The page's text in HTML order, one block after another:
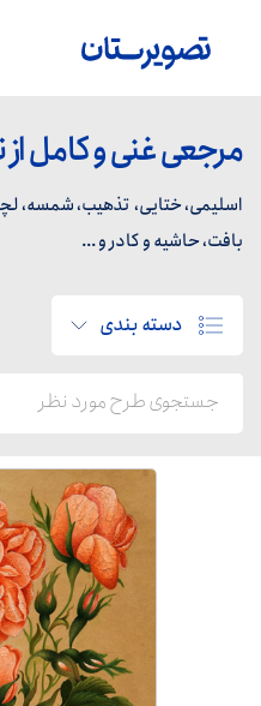
مرجعی غنی و کامل از
اسلیمی، ختایی، تذهیب، شمسه،
بافت، حاشیه و کادر و ...
دسته بندی